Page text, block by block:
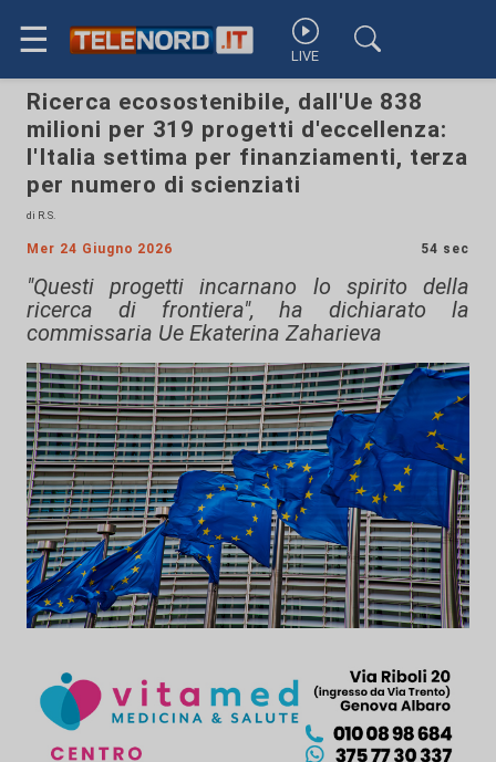
☰ LIVE
Ricerca ecosostenibile, dall'Ue 838
milioni per 319 progetti d'eccellenza:
l'Italia settima per finanziamenti, terza
per numero di scienziati
di R.S.
Mer 24 Giugno 2026 54 sec
"Questi progetti incarnano lo spirito della
ricerca di frontiera", ha dichiarato la
commissaria Ue Ekaterina Zaharieva